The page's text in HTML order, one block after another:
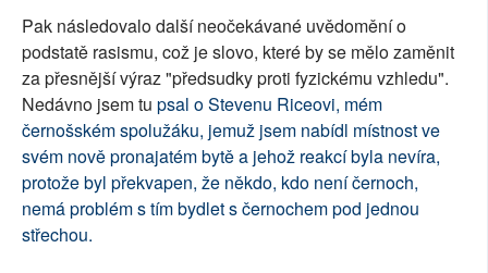
Pak následovalo další neočekávané uvědomění o
podstatě rasismu, což je slovo, které by se mělo zaměnit
za přesnější výraz "předsudky proti fyzickému vzhledu".
Nedávno jsem tu psal o Stevenu Riceovi, mém
černošském spolužáku, jemuž jsem nabídl místnost ve
svém nově pronajatém bytě a jehož reakcí byla nevíra,
protože byl překvapen, že někdo, kdo není černoch,
nemá problém s tím bydlet s černochem pod jednou
střechou.